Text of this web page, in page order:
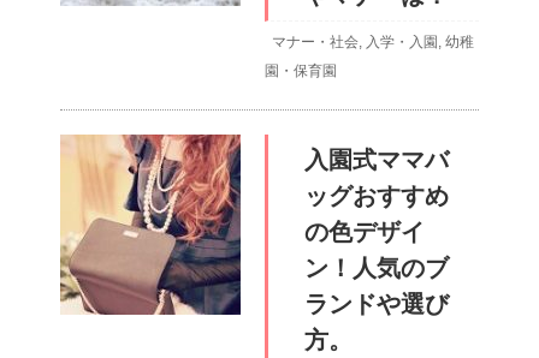
マナー・社会, 入学・入園 , 幼稚
園・保育園
入園式ママバ
ッグおすすめ
の色デザイ
ン！人気のブ
ランドや選び
方。